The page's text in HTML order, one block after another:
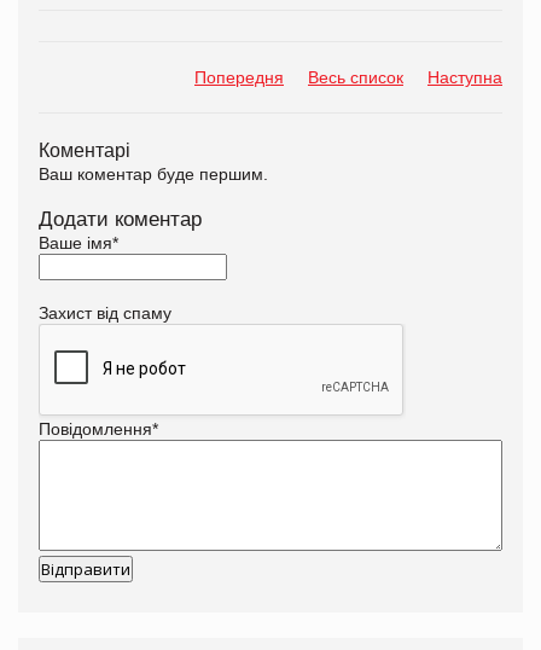
Попередня Весь список Наступна
Коментарі
Ваш коментар буде першим.
Додати коментар
Ваше імя*
Захист від спаму
Повідомлення*